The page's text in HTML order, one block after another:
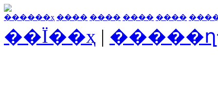
������ҳ ���� ���� ���� ����
��Ϊ��ҳ |